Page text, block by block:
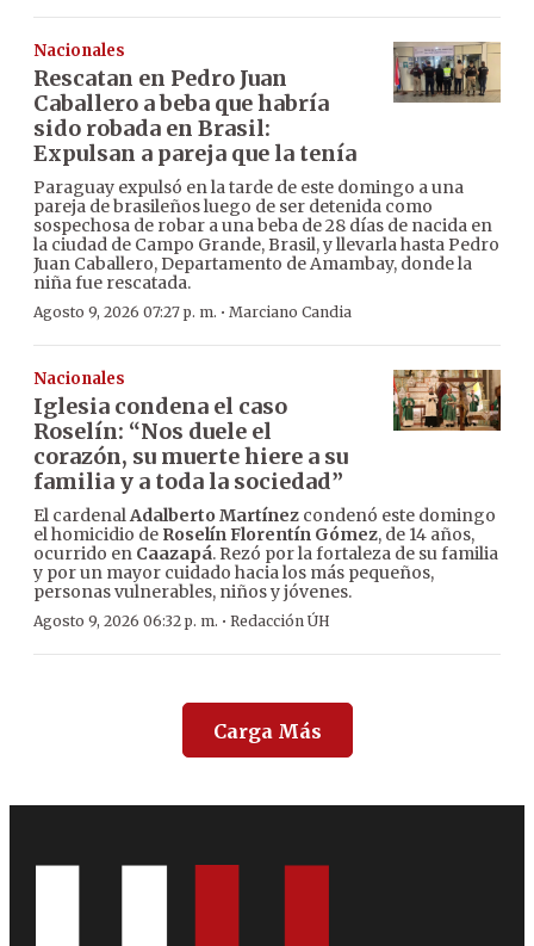
Nacionales
Rescatan en Pedro Juan
Caballero a beba que habría
sido robada en Brasil:
Expulsan a pareja que la tenía
Paraguay expulsó en la tarde de este domingo a una
pareja de brasileños luego de ser detenida como
sospechosa de robar a una beba de 28 días de nacida en
la ciudad de Campo Grande, Brasil, y llevarla hasta Pedro
Juan Caballero, Departamento de Amambay, donde la
niña fue rescatada.
Agosto 9, 2026 07:27 p. m. · Marciano Candia
Nacionales
Iglesia condena el caso
Roselín: “Nos duele el
corazón, su muerte hiere a su
familia y a toda la sociedad”
El cardenalAdalberto Martínez condenó este domingo
el homicidio de Roselín Florentín Gómez, de 14 años,
ocurrido en Caazapá. Rezó por la fortaleza de su familia
y por un mayor cuidado hacia los más pequeños,
personas vulnerables, niños y jóvenes.
Agosto 9, 2026 06:32 p. m. · Redacción ÚH
Carga Más